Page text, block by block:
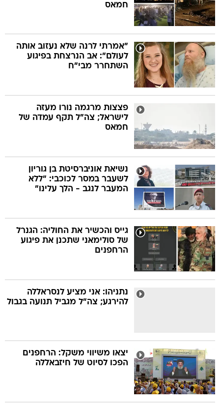
חמאס
"אמרתי לרנה שלא נעזוב אותה
לעולם": אב הנרצחת בפיגוע
השתחרר מבי"ח
פצצות מרגמה נורו מעזה
לישראל; צה"ל תקף עמדה של
חמאס
נשיאת אוניברסיטת בן גוריון
לשעבר במסר לכוכבי: "ללא
המעבר לנגב - הלך עלינו"
גייס והכשיר את החוליה: הגנרל
של סולימאני שתכנן את פיגוע
הרחפנים
נתניהו: אני מציע לנסראללה
להירגע; צה"ל מגביל תנועה בגבול
יצאו משיווי משקל: הרחפנים
הפכו לסיוט של חיזבאללה